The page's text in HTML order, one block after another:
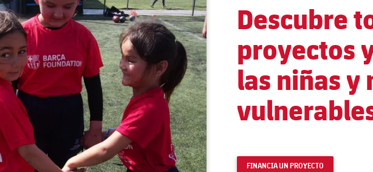
Descubre
proyectos
las niñas y
FINANCIA UN PROYECTO